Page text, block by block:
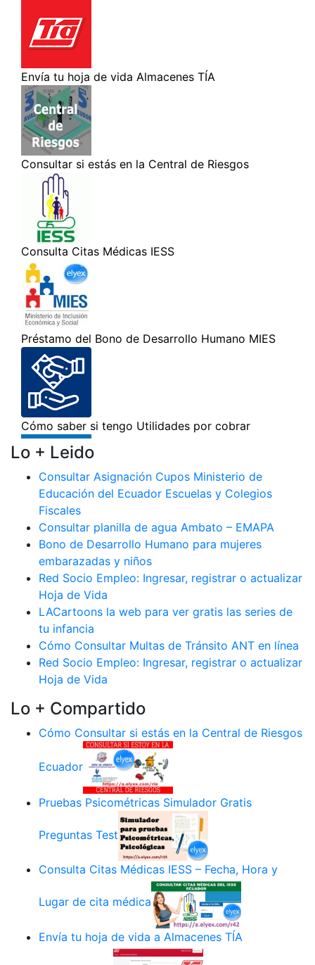
Lo + Leido
Consultar Asignación Cupos Ministerio de
Educación del Ecuador Escuelas y Colegios
Fiscales
Consultar planilla de agua Ambato – EMAPA
Bono de Desarrollo Humano para mujeres
embarazadas y niños
Red Socio Empleo: Ingresar, registrar o actualizar
Hoja de Vida
LACartoons la web para ver gratis las series de
tu infancia
Cómo Consultar Multas de Tránsito ANT en línea
Red Socio Empleo: Ingresar, registrar o actualizar
Hoja de Vida
Lo + Compartido
Cómo Consultar si estás en la Central de Riesgos
Ecuador
Pruebas Psicométricas Simulador Gratis
Preguntas Test
Consulta Citas Médicas IESS – Fecha, Hora y
Lugar de cita médica
Envía tu hoja de vida a Almacenes TÍA